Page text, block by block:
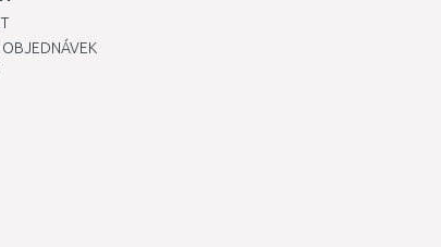
OBJEDNÁVEK